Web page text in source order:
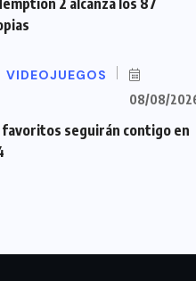
VIDEOJUEGOS
08/08/
seguirán contigo en